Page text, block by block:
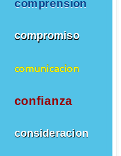
comprension
compromiso
comunicacion
confianza
consideracion